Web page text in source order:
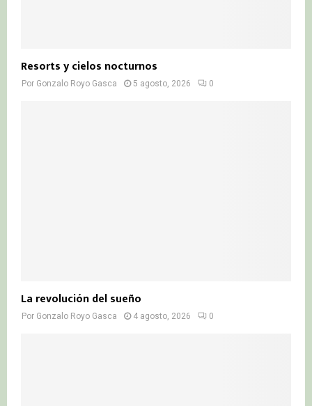
Resorts y cielos nocturnos
Por Gonzalo Royo Gasca 5 agosto, 2026 0
La revolución del sueño
Por Gonzalo Royo Gasca 4 agosto, 2026 0